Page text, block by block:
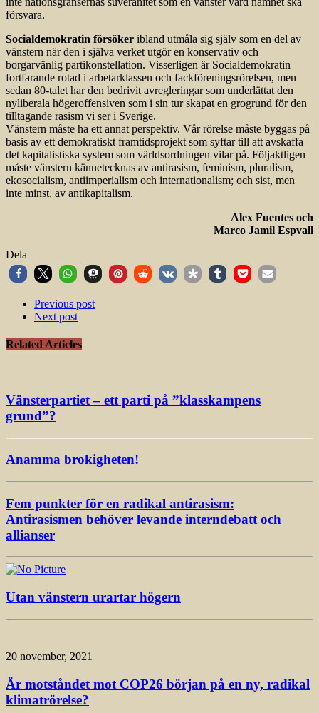
försvara.
Socialdemokratin försöker ibland utmåla sig själv som en del av
vänstern när den i själva verket utgör en konservativ och
borgarvänlig partikonstellation. Visserligen är Socialdemokratin
fortfarande rotad i arbetarklassen och fackföre­ningsrörelsen, men
sedan 80-talet har den bedrivit avregleringar som underlättat den
nyliberala högeroffensiven som i sin tur skapat en grogrund för den
tilltagande rasism vi ser i Sverige.
Vänstern måste ha ett annat perspektiv. Vår rörelse måste byggas på
basis av ett demokratiskt framtidsprojekt som syftar till att avskaffa
det kapitalistiska system som världsordningen vilar på. Följaktligen
måste vänstern kännetecknas av antirasism, feminism, pluralism,
ekosocialism, antiimperialism och internationalism; och sist, men
inte minst, av antikapitalism.
Alex Fuentes och
Marco Jamil Espvall
Dela
Previous post
Next post
Related Articles
Vänsterpartiet – ett parti på ”klass­kampens
grund”?
Anamma brokigheten!
Fem punkter för en radikal antirasism:
Antirasismen behöver levande interndebatt och
allianser
Utan vänstern urartar högern
20 november, 2021
Är motståndet mot COP26 början på en ny, radikal
klimatrörelse?